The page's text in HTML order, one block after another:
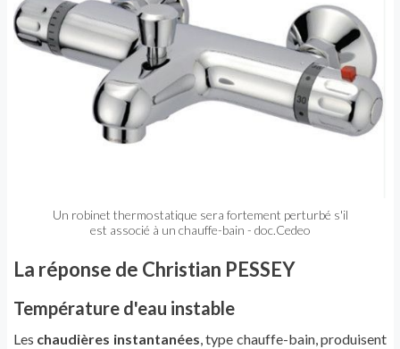
Un robinet thermostatique sera fortement perturbé s'il
est associé à un chauffe-bain - doc.Cedeo
La réponse de Christian PESSEY
Température d'eau instable
Les chaudières instantanées, type chauffe-bain, produisent